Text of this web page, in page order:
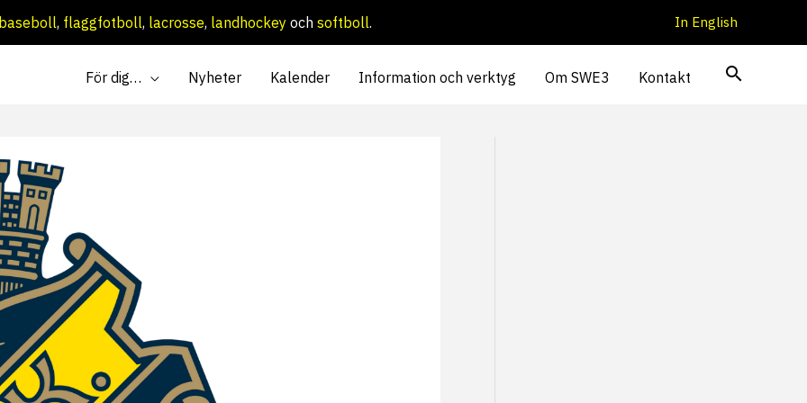
baseboll, flaggfotboll, lacrosse, landhockey och softboll. In English
För dig… Nyheter Kalender Information och verktyg Om SWE3 Kontakt